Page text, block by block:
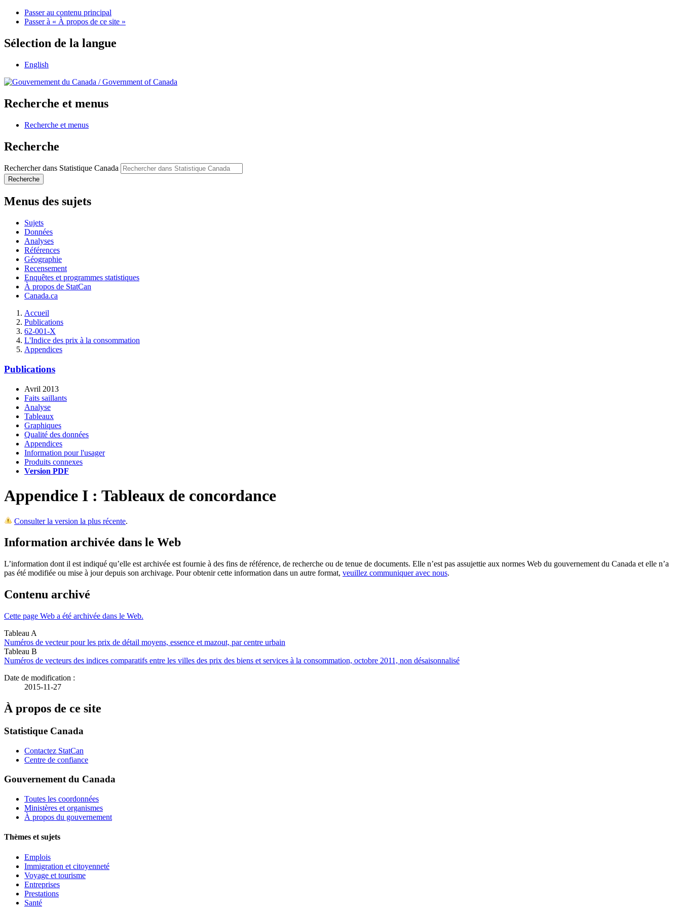
Passer au contenu principal
Passer à « À propos de ce site »
Sélection de la langue
English
/Government of Canada
Recherche et menus
Recherche et menus
Recherche
Rechercher dans Statistique Canada
Recherche
Menus des sujets
Sujets
Données
Analyses
Références
Géographie
Recensement
Enquêtes et programmes statistiques
À propos de StatCan
Canada.ca
Accueil
Publications
62-001-X
L'Indice des prix à la consommation
Appendices
Publications
Avril 2013
Faits saillants
Analyse
Tableaux
Graphiques
Qualité des données
Appendices
Information pour l'usager
Produits connexes
Version PDF
Appendice I : Tableaux de concordance
Consulter la version la plus récente.
Information archivée dans le Web
L’information dont il est indiqué qu’elle est archivée est fournie à des fins de référence, de recherche ou de tenue de documents. Elle n’est pas assujettie aux normes Web du gouvernement du Canada et elle n’a
pas été modifiée ou mise à jour depuis son archivage. Pour obtenir cette information dans un autre format, veuillez communiquer avec nous.
Contenu archivé
Cette page Web a été archivée dans le Web.
Tableau A
Numéros de vecteur pour les prix de détail moyens, essence et mazout, par centre urbain
Tableau B
Numéros de vecteurs des indices comparatifs entre les villes des prix des biens et services à la consommation, octobre 2011, non désaisonnalisé
Date de modification :
2015-11-27
À propos de ce site
Statistique Canada
Contactez StatCan
Centre de confiance
Gouvernement du Canada
Toutes les coordonnées
Ministères et organismes
À propos du gouvernement
Thèmes et sujets
Emplois
Immigration et citoyenneté
Voyage et tourisme
Entreprises
Prestations
Santé